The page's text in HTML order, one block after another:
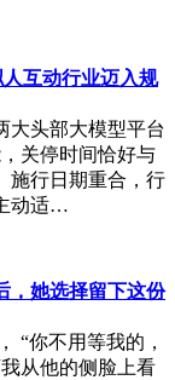
互动行业迈入规
大头部大模型平台
关停时间恰好与
施行日期重合，行
动适…
，她选择留下这份
“你不用等我的，
从他的侧脸上看